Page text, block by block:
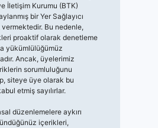
İletişim Kurumu (BTK)
bir Yer Sağlayıcı
Bu nedenle,
proaktif olarak denetleme
yükümlülüğümüz
Ancak, üyelerimiz
sorumluluğunu
siteye üye olarak bu
etmiş sayılırlar.
düzenlemelere aykırı
içerikleri,